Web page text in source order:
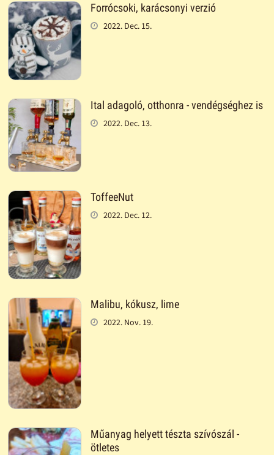
Forrócsoki, karácsonyi verzió
2022. Dec. 15.
Ital adagoló, otthonra - vendégséghez is
2022. Dec. 13.
ToffeeNut
2022. Dec. 12.
Malibu, kókusz, lime
2022. Nov. 19.
Műanyag helyett tészta szívószál -
ötletes